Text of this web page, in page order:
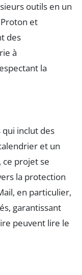
outils en un
et
des
à
la
inclut des
et un
ce projet se
la protection
en particulier,
garantissant
peuvent lire le